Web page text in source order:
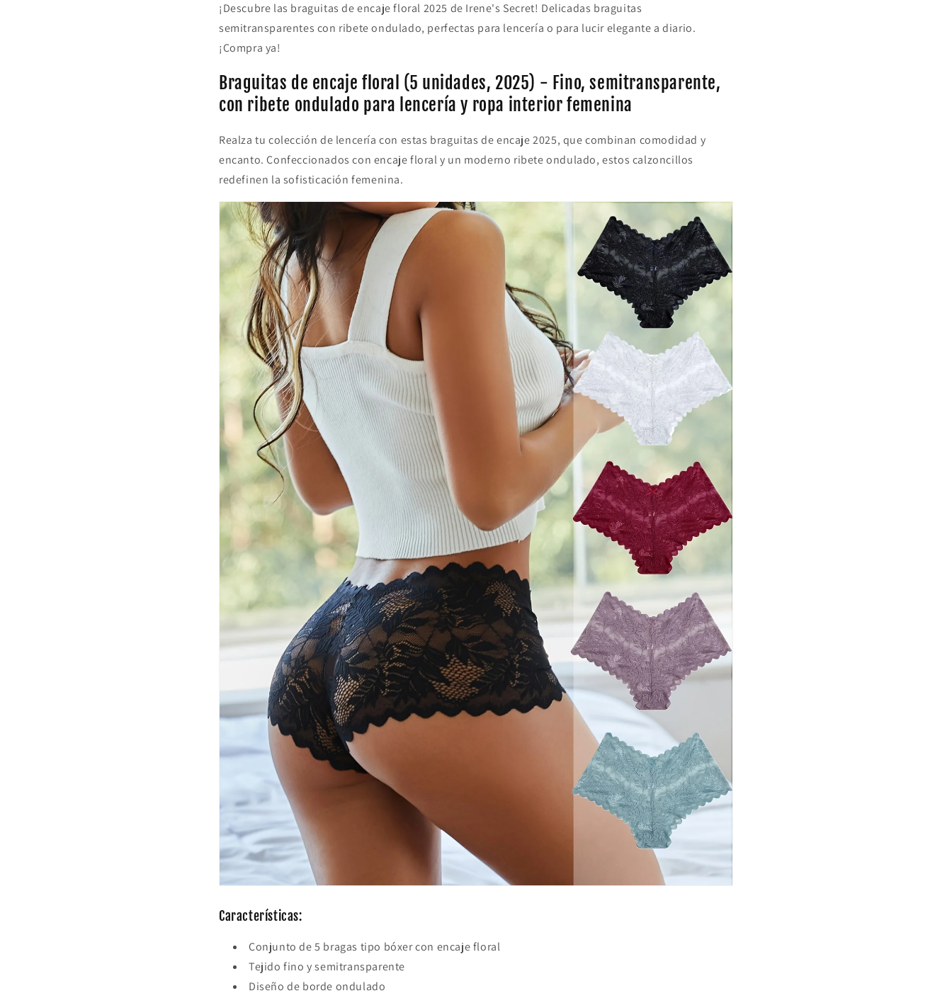
¡Descubre las braguitas de encaje floral 2025 de Irene's Secret! Delicadas braguitas
semitransparentes con ribete ondulado, perfectas para lencería o para lucir elegante a diario.
¡Compra ya!
Braguitas de encaje floral (5 unidades, 2025) - Fino, semitransparente,
con ribete ondulado para lencería y ropa interior femenina
Realza tu colección de lencería con estas braguitas de encaje 2025, que combinan comodidad y
encanto. Confeccionados con encaje floral y un moderno ribete ondulado, estos calzoncillos
redefinen la sofisticación femenina.
Características:
Conjunto de 5 bragas tipo bóxer con encaje floral
Tejido fino y semitransparente
Diseño de borde ondulado